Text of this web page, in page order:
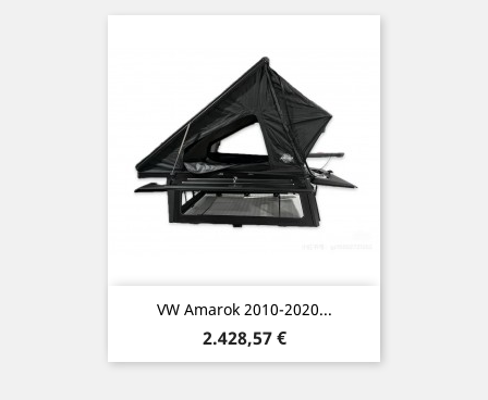
VW Amarok 2010-2020...
Preis
2.428,57 €